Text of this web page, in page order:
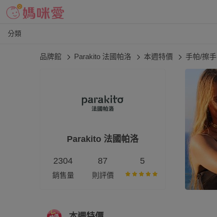
分類
品牌館 Parakito 法國帕洛 本週特價 手帕/擦
Parakito 法國帕洛
2304
銷售量
87
則評價
5